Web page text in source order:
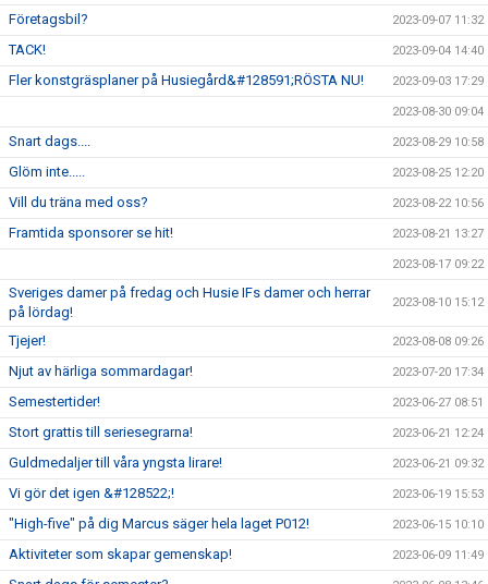
Företagsbil? 2023-09-07 11:32
TACK! 2023-09-04 14:40
Fler konstgräsplaner på Husiegård&#128591;RÖSTA NU! 2023-09-03 17:29
2023-08-30 09:04
Snart dags.... 2023-08-29 10:58
Glöm inte..... 2023-08-25 12:20
Vill du träna med oss? 2023-08-22 10:56
Framtida sponsorer se hit! 2023-08-21 13:27
2023-08-17 09:22
Sveriges damer på fredag och Husie IFs damer och herrar
på lördag!
2023-08-10 15:12
Tjejer! 2023-08-08 09:26
Njut av härliga sommardagar! 2023-07-20 17:34
Semestertider! 2023-06-27 08:51
Stort grattis till seriesegrarna! 2023-06-21 12:24
Guldmedaljer till våra yngsta lirare! 2023-06-21 09:32
Vi gör det igen &#128522;! 2023-06-19 15:53
"High-five" på dig Marcus säger hela laget P012! 2023-06-15 10:10
Aktiviteter som skapar gemenskap! 2023-06-09 11:49